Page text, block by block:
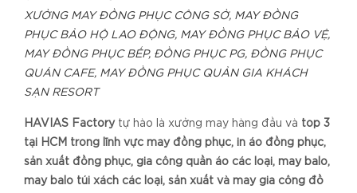
XƯỞNG MAY ĐỒNG PHỤC CÔNG SỞ, MAY ĐỒNG
PHỤC BẢO HỘ LAO ĐỘNG, MAY ĐỒNG PHỤC BẢO VỆ,
MAY ĐỒNG PHỤC BẾP, ĐỒNG PHỤC PG, ĐỒNG PHỤC
QUÁN CAFE, MAY ĐỒNG PHỤC QUẢN GIA KHÁCH
SẠN RESORT
HAVIAS Factorytự hào là xưởng may hàng đầu và top 3
tại HCM trong lĩnh vực may đồng phục, in áo đồng phục,
sản xuất đồng phục, gia công quần áo các loại, may balo,
may balo túi xách các loại, sản xuất và may gia công đồ